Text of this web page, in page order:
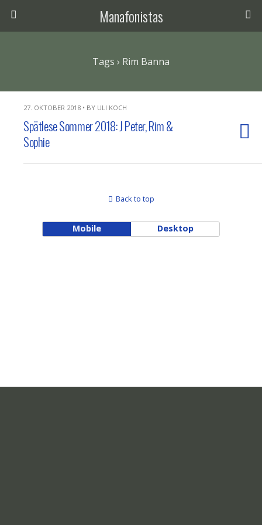
Manafonistas
Tags › Rim Banna
27. OKTOBER 2018 • BY ULI KOCH
Spätlese Sommer 2018: J Peter, Rim &
Sophie
Back to top
Mobile Desktop